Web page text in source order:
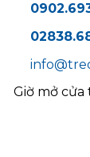
Giờ mở cửa